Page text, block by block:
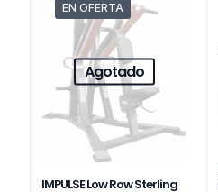
EN OFERTA
Agotado
IMPULSE Low Row Sterling